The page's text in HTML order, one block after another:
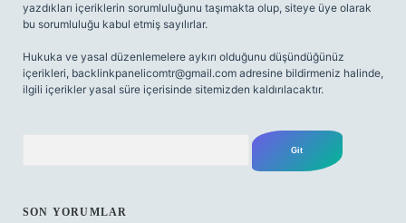
yazdıkları içeriklerin sorumluluğunu taşımakta olup, siteye üye olarak
bu sorumluluğu kabul etmiş sayılırlar.
Hukuka ve yasal düzenlemelere aykırı olduğunu düşündüğünüz
içerikleri, backlinkpanelicomtr@gmail.com adresine bildirmeniz halinde,
ilgili içerikler yasal süre içerisinde sitemizden kaldırılacaktır.
SON YORUMLAR